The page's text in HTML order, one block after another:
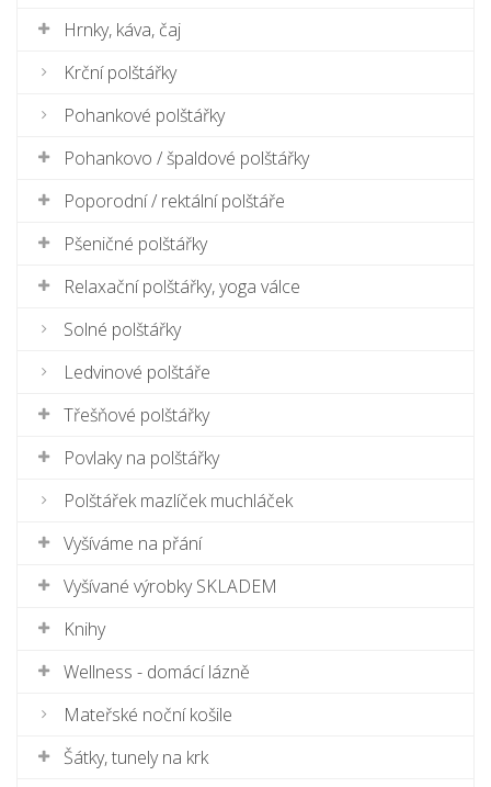
Hrnky, káva, čaj
Krční polštářky
Pohankové polštářky
Pohankovo / špaldové polštářky
Poporodní / rektální polštáře
Pšeničné polštářky
Relaxační polštářky, yoga válce
Solné polštářky
Ledvinové polštáře
Třešňové polštářky
Povlaky na polštářky
Polštářek mazlíček muchláček
Vyšíváme na přání
Vyšívané výrobky SKLADEM
Knihy
Wellness - domácí lázně
Mateřské noční košile
Šátky, tunely na krk